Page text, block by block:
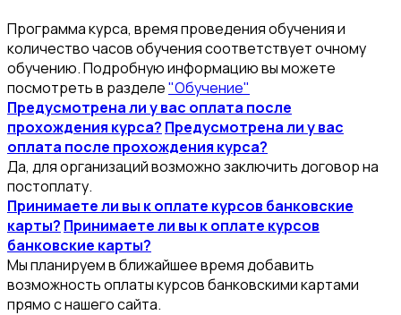
Программа курса, время проведения обучения и
количество часов обучения соответствует очному
обучению. Подробную информацию вы можете
посмотреть в разделе"Обучение"
Предусмотрена ли у вас оплата после
прохождения курса? Предусмотрена ли у вас
оплата после прохождения курса?
Да, для организаций возможно заключить договор на
постоплату.
Принимаете ли вы к оплате курсов банковские
карты? Принимаете ли вы к оплате курсов
банковские карты?
Мы планируем в ближайшее время добавить
возможность оплаты курсов банковскими картами
прямо с нашего сайта.